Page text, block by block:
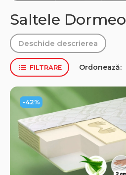
Saltele
Deschide descrierea
FILTRARE Ordonează:
-42%